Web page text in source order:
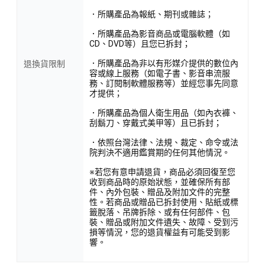
退換貨限制
．所購產品為報紙、期刊或雜誌；
．所購產品為影音商品或電腦軟體（如
CD、DVD等）且您已拆封；
．所購產品為非以有形媒介提供的數位內
容或線上服務（如電子書、影音串流服
務、訂閱制軟體服務等）並經您事先同意
才提供；
．所購產品為個人衛生用品（如內衣褲、
刮鬍刀、穿戴式美甲等）且已拆封；
．依照台灣法律、法規、裁定、命令或法
院判決不適用鑑賞期的任何其他情況。
※若您有意申請退貨，商品必須回復至您
收到商品時的原始狀態，並確保所有部
件、內外包裝、贈品及附加文件的完整
性。若商品或贈品已拆封使用、貼紙或標
籤脫落、吊牌拆除、或有任何部件、包
裝、贈品或附加文件遺失、故障、受到污
損等情況，您的退貨權益有可能受到影
響。